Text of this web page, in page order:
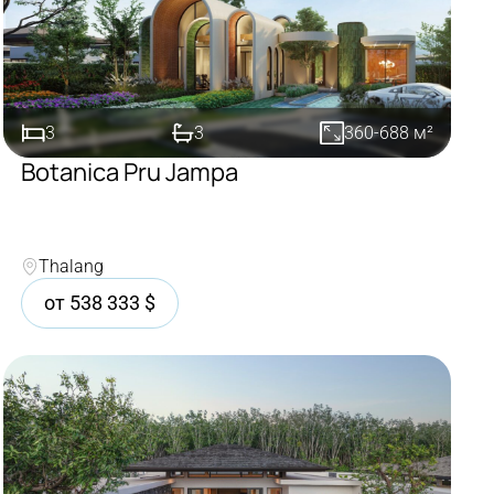
3 3 360-688 м²
Botanica Pru Jampa
Thalang
от 538 333 $